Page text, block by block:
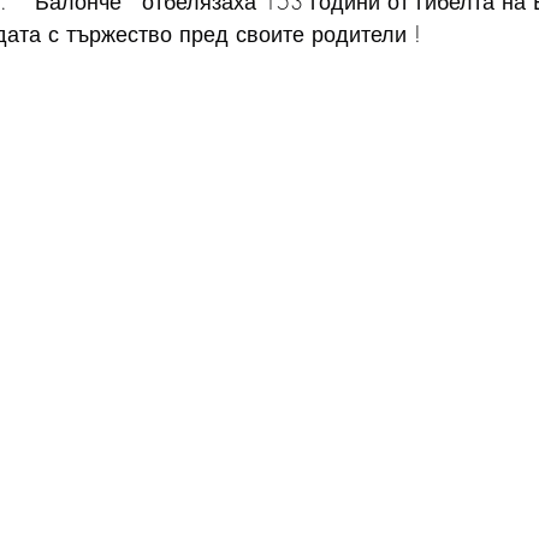
с тържество пред своите родители !